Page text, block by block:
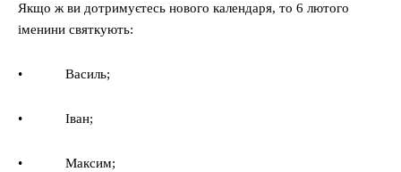
Якщо ж ви дотримуєтесь нового календаря, то 6 лютого
іменини святкують:
• Василь;
• Іван;
• Максим;